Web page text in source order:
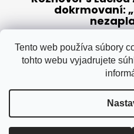
Tento web používa súbory
tohto webu vyjadrujete
dokrmovaní:
Radíme, ako sa